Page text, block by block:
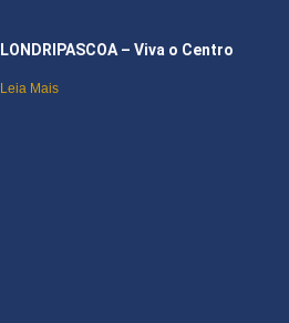
LONDRIPASCOA – Viva o Centro
Leia Mais